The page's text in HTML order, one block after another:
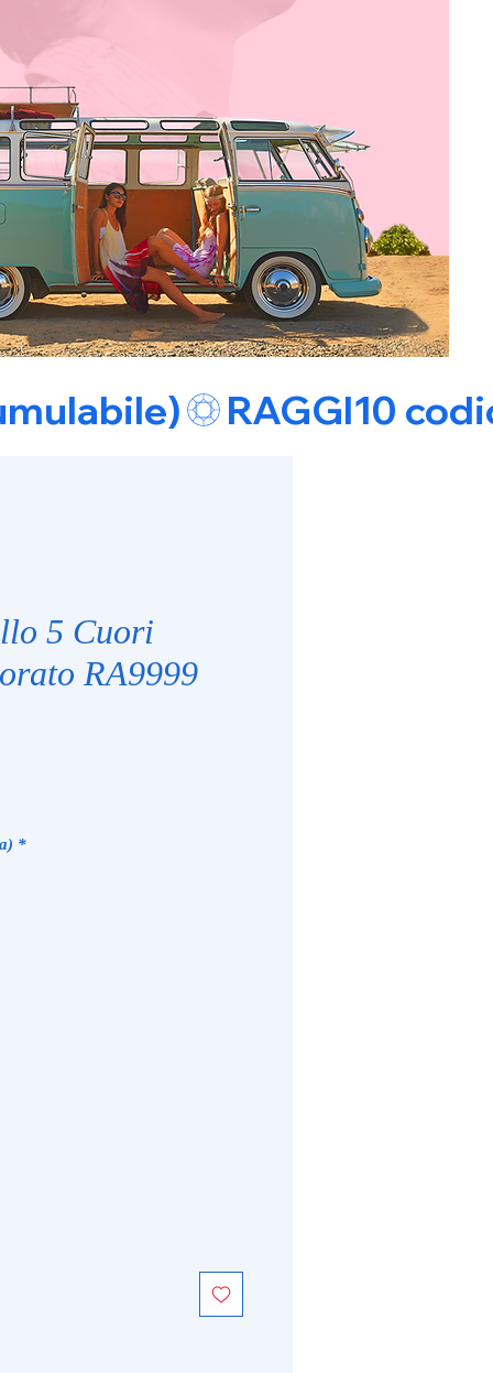
5 Cuori
RA9999
*